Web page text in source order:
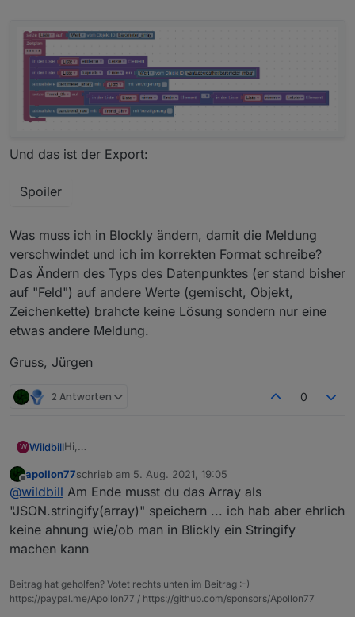
Und das ist der Export:
Spoiler
Was muss ich in Blockly ändern, damit die Meldung
verschwindet und ich im korrekten Format schreibe?
Das Ändern des Typs des Datenpunktes (er stand bisher
auf "Feld") auf andere Werte (gemischt, Objekt,
Zeichenkette) brahcte keine Lösung sondern nur eine
etwas andere Meldung.
Gruss, Jürgen
2 Antworten 0
W WildbillHi,
seit heute (Update auf neuen stable JS-Controller) bei
einem Script, welches mir eine Liste aus
Barometerwerten erstellt, die ich dan in VIS als
Barometertrend darstelle. So sieht das Blockly aus:
Offline
apollon77schrieb am 5. Aug. 2021, 19:05
zuletzt editiert von
@wildbill Am Ende musst du das Array als
"JSON.stringify(array)" speichern ... ich hab aber ehrlich
keine ahnung wie/ob man in Blickly ein Stringify
machen kann
Beitrag hat geholfen? Votet rechts unten im Beitrag :-)
https://paypal.me/Apollon77 / https://github.com/sponsors/Apollon77